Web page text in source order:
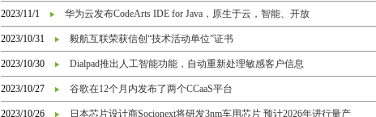
2023/11/1 华为云发布CodeArts IDE for Java，原生于云，智能、开放
2023/10/31 毅航互联荣获信创“技术活动单位”证书
2023/10/30 Dialpad推出人工智能功能，自动重新处理敏感客户信息
2023/10/27 谷歌在12个月内发布了两个CCaaS平台
2023/10/26 日本芯片设计商Socionext将研发3nm车用芯片 预计2026年进行量产